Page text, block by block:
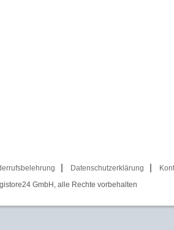
Datenschutzerklärung
GmbH, alle Rechte vorbehalten